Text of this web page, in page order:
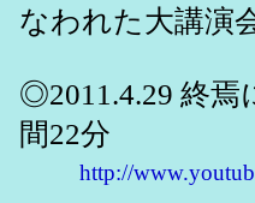
なわれた大講演
◎2011.4.29 終
間22分
http://